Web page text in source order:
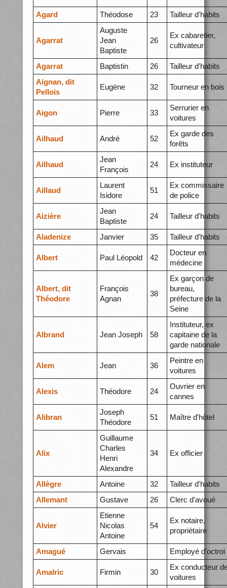
Agard Théodose 23 Tailleur d'habits
Agarrat
Auguste
Jean
Baptiste
26
Ex cabaretier,
cultivateur
Agarrat Baptistin 26
Tailleur d'habits
Aignan, dit
Pellois
Eugène 32 Tourneur en bois
Aigon Pierre 33
Serrurier en
voitures
Ailhaud André 52
Ex garde des
forêts
Ailhaud
Jean
François
24 Ex instituteur
Aillaud
Laurent
Isidore
51
Ex commissaire
de police
Aizière
Jean
Baptiste
24 Tailleur d'habits
Aladenize Janvier 35 Tailleur d'habits
Albert Paul Léopold 42
Docteur en
médecine
Albert, dit
Théodore
François
Agnan
38
Ex garçon de
bureau,
préfecture de la
Seine
Albrand Jean Joseph 58
Instituteur, ex
capitaine de la
garde nationale
Alem Jean 36
Peintre en
voitures
Alexis Théodore 24
Ouvrier en
cannes
Alibran
Joseph
Théodore
51 Maître d'hôtel
Alix
Guillaume
Charles
Henri
Alexandre
34 Ex officier
Allègre Antoine 32
Tailleur d'habits
Allemant
Gustave 26 Clerc d'avoué
Alvier
Etienne
Nicolas
Antoine
54
Ex notaire,
propriétaire
Amagué Gervais Employé d'octroi
Amalric Firmin 30
Ex conducteur
voitures